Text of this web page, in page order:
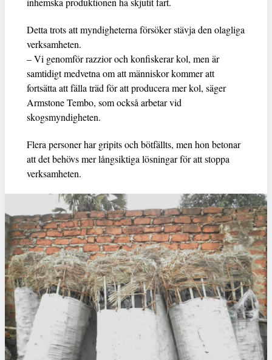
Detta trots att myndigheterna försöker stävja den olagliga
verksamheten.
– Vi genomför razzior och konfiskerar kol, men är
samtidigt medvetna om att människor kommer att
fortsätta att fälla träd för att producera mer kol, säger
Armstone Tembo, som också arbetar vid
skogsmyndigheten.
Flera personer har gripits och bötfällts, men hon betonar
att det behövs mer långsiktiga lösningar för att stoppa
verksamheten.